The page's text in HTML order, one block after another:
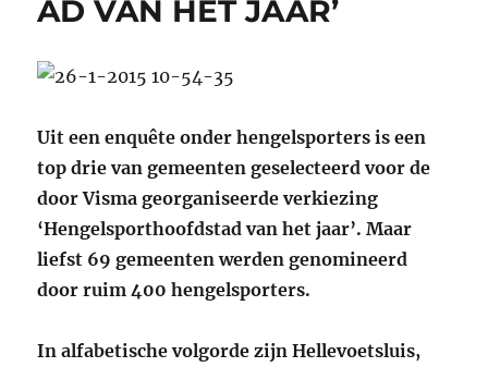
AD VAN HET JAAR’
Uit een enquête onder hengelsporters is een
top drie van gemeenten geselecteerd voor de
door Visma georganiseerde verkiezing
‘Hengelsporthoofdstad van het jaar’. Maar
liefst 69 gemeenten werden genomineerd
door ruim 400 hengelsporters.
In alfabetische volgorde zijn Hellevoetsluis,